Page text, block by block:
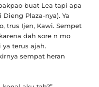
buat Lea tapi apa
Plaza-nya). Ya
trus Ijen, Kawi. Sempet
dah sore n mo
terus ajah.
sempat heran